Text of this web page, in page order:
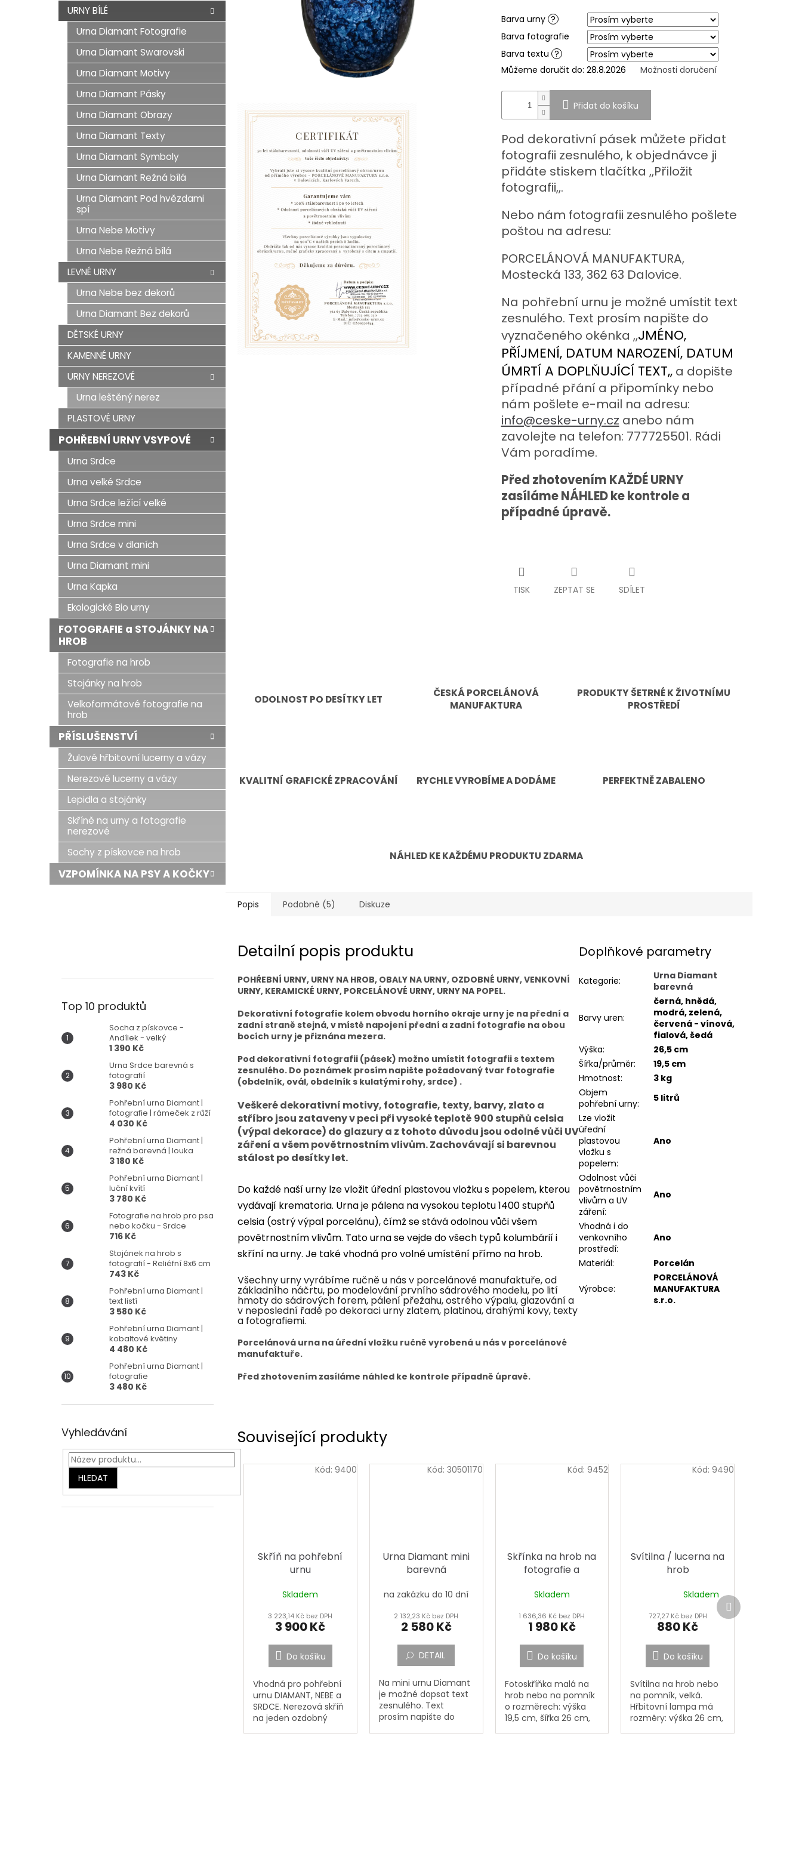
URNY BÍLÉ
Urna Diamant Fotografie
Urna Diamant Swarovski
Urna Diamant Motivy
Urna Diamant Pásky
Urna Diamant Obrazy
Urna Diamant Texty
Urna Diamant Symboly
Urna Diamant Režná bílá
Urna Diamant Pod hvězdami
spí
Urna Nebe Motivy
Urna Nebe Režná bílá
LEVNÉ URNY
Urna Nebe bez dekorů
Urna Diamant Bez dekorů
DĚTSKÉ URNY
KAMENNÉ URNY
URNY NEREZOVÉ
Urna leštěný nerez
PLASTOVÉ URNY
POHŘEBNÍ URNY VSYPOVÉ
Urna Srdce
Urna velké Srdce
Urna Srdce ležící velké
Urna Srdce mini
Urna Srdce v dlaních
Urna Diamant mini
Urna Kapka
Ekologické Bio urny
FOTOGRAFIE a STOJÁNKY NA
HROB
Fotografie na hrob
Stojánky na hrob
Velkoformátové fotografie na
hrob
PŘÍSLUŠENSTVÍ
Žulové hřbitovní lucerny a vázy
Nerezové lucerny a vázy
Lepidla a stojánky
Skříně na urny a fotografie
nerezové
Sochy z pískovce na hrob
VZPOMÍNKA NA PSY A KOČKY
Top 10 produktů
Socha z pískovce -
Andílek - velký
1 390 Kč
Urna Srdce barevná s
fotografií
3 980 Kč
Pohřební urna Diamant |
fotografie | rámeček z růží
4 030 Kč
Pohřební urna Diamant |
režná barevná | louka
3 180 Kč
Pohřební urna Diamant |
luční kvítí
3 780 Kč
Fotografie na hrob pro psa
nebo kočku - Srdce
716 Kč
Stojánek na hrob s
fotografií - Reliéfní 8x6 cm
743 Kč
Pohřební urna Diamant |
text listí
3 580 Kč
Pohřební urna Diamant |
kobaltové květiny
4 480 Kč
Pohřební urna Diamant |
fotografie
3 480 Kč
Vyhledávání
HLEDAT
Barva urny ?
Barva fotografie
Barva textu ?
Můžeme doručit do: 28.8.2026 Možnosti doručení
Přidat do košíku
Pod dekorativní pásek můžete přidat
fotografii zesnulého, k objednávce ji
přidáte stiskem tlačítka ,,Přiložit
fotografii,,.
Nebo nám fotografii zesnulého pošlete
poštou na adresu:
PORCELÁNOVÁ MANUFAKTURA,
Mostecká 133, 362 63 Dalovice.
Na pohřební urnu je možné umístit text
zesnulého. Text prosím napište do
vyznačeného okénka ,,JMÉNO,
PŘÍJMENÍ, DATUM NAROZENÍ, DATUM
ÚMRTÍ A DOPLŇUJÍCÍ TEXT,,a dopište
případné přání a připomínky nebo
nám pošlete e-mail na adresu:
info@ceske-urny.cz anebo nám
zavolejte na telefon: 777725501. Rádi
Vám poradíme.
Před zhotovením KAŽDÉ URNY
zasíláme NÁHLED ke kontrole a
případné úpravě.
TISK ZEPTAT SE SDÍLET
ODOLNOST PO DESÍTKY LET
ČESKÁ PORCELÁNOVÁ
MANUFAKTURA
PRODUKTY ŠETRNÉ K ŽIVOTNÍMU
PROSTŘEDÍ
KVALITNÍ GRAFICKÉ ZPRACOVÁNÍ RYCHLE VYROBÍME A DODÁME PERFEKTNĚ ZABALENO
NÁHLED KE KAŽDÉMU PRODUKTU ZDARMA
Související produkty
Skříň na pohřební
urnu
Skladem
3 223,14 Kč bez DPH
3 900 Kč
Do košíku
Vhodná pro pohřební
urnu DIAMANT, NEBE a
SRDCE. Nerezová skříň
na jeden ozdobný
Kód: 9400
Urna Diamant mini
barevná
na zakázku do 10 dní
2 132,23 Kč bez DPH
2 580 Kč
DETAIL
Na mini urnu Diamant
je možné dopsat text
zesnulého. Text
prosím napište do
Kód: 30501170
Skřínka na hrob na
fotografie a
Skladem
1 636,36 Kč bez DPH
1 980 Kč
Do košíku
Fotoskříňka malá na
hrob nebo na pomník
o rozměrech: výška
19,5 cm, šířka 26 cm,
Kód:9452
Svítilna / lucerna na
hrob
produktu
Skladem
727,27 Kč bez DPH
880 Kč
Do košíku
Svítilna na hrob nebo
na pomník, velká.
Hřbitovní lampa má
rozměry: výška 26 cm,
Kód: 9490
Další
produkt
Popis Podobné (5) Diskuze
Detailní popis produktu
POHŘEBNÍ URNY, URNY NA HROB, OBALY NA URNY, OZDOBNÉ URNY, VENKOVNÍ
URNY, KERAMICKÉ URNY, PORCELÁNOVÉ URNY, URNY NA POPEL.
Dekorativní fotografie kolem obvodu horního okraje urny je na přední a
zadní straně stejná, v místě napojení přední a zadní fotografie na obou
bocích urny je přiznána mezera.
Pod dekorativní fotografii (pásek) možno umístit fotografii s textem
zesnulého. Do poznámek prosím napište požadovaný tvar fotografie
(obdelník, ovál, obdelník s kulatými rohy, srdce) .
Veškeré dekorativní motivy, fotografie, texty, barvy, zlato a
stříbro jsou zataveny v peci při vysoké teplotě 900 stupňů celsia
(výpal dekorace) do glazury a z tohoto důvodu jsou odolné vůči UV
záření a všem povětrnostním vlivům. Zachovávají si barevnou
stálost po desítky let.
Do každé naší urny lze vložit úřední plastovou vložku s popelem, kterou
vydávají krematoria. Urna je pálena na vysokou teplotu 1400 stupňů
celsia (ostrý výpal porcelánu), čímž se stává odolnou vůči všem
povětrnostním vlivům. Tato urna se vejde do všech typů kolumbárií i
skříní na urny. Je také vhodná pro volné umístění přímo na hrob.
Všechny urny vyrábíme ručně u nás v porcelánové manufaktuře, od
základního náčrtu, po modelování prvního sádrového modelu, po lití
hmoty do sádrových forem, pálení přežahu, ostrého výpalu, glazování a
v neposlední řadě po dekoraci urny zlatem, platinou, drahými kovy, texty
a fotografiemi.
Porcelánová urna na úřední vložku ručně vyrobená u nás v porcelánové
manufaktuře.
Před zhotovením zasíláme náhled ke kontrole případně úpravě.
Doplňkové parametry
Kategorie:
Urna Diamant
barevná
Barvy uren:
černá, hnědá,
modrá, zelená,
červená - vínová,
fialová, šedá
Výška:
26,5 cm
Šířka/průměr:
19,5 cm
Hmotnost:
3 kg
Objem
pohřební urny:
5 litrů
Lze vložit
úřední
plastovou
vložku s
popelem:
Ano
Odolnost vůči
povětrnostním
vlivům a UV
záření:
Ano
Vhodná i do
venkovního
prostředí:
Ano
Materiál: Porcelán
Výrobce:
PORCELÁNOVÁ
MANUFAKTURA
s.r.o.